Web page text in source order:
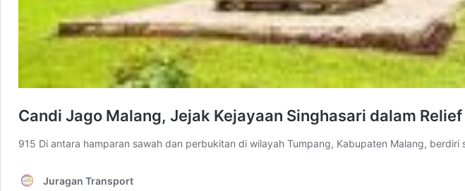
Candi Jago Malang, Jejak Kejayaan Singhasari dalam Relief
915 Di antara hamparan sawah dan perbukitan di wilayah Tumpang, Kabupaten Malang,
Juragan Transport